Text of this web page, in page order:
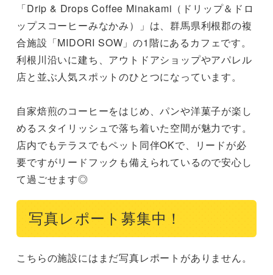
「Drip & Drops Coffee Minakami（ドリップ＆ドロ
ップスコーヒーみなかみ）」は、群馬県利根郡の複
合施設「MIDORI SOW」の1階にあるカフェです。
利根川沿いに建ち、アウトドアショップやアパレル
店と並ぶ人気スポットのひとつになっています。
自家焙煎のコーヒーをはじめ、パンや洋菓子が楽し
めるスタイリッシュで落ち着いた空間が魅力です。
店内でもテラスでもペット同伴OKで、リードが必
要ですがリードフックも備えられているので安心し
て過ごせます◎
写真レポート募集中！
こちらの施設にはまだ写真レポートがありません。